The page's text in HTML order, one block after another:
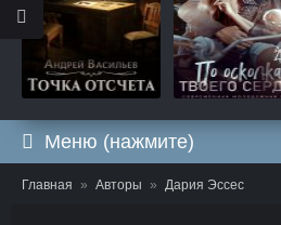
Меню (нажмите)
Главная Авторы Дария Эссес